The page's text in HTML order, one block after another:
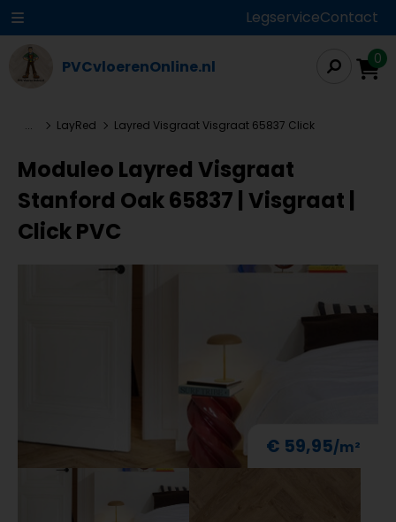
LegserviceContact
PVCvloerenOnline.nl 0
... LayRed Layred Visgraat Visgraat 65837 Click
Moduleo Layred Visgraat
Stanford Oak 65837 | Visgraat |
Click PVC
€ 59,95